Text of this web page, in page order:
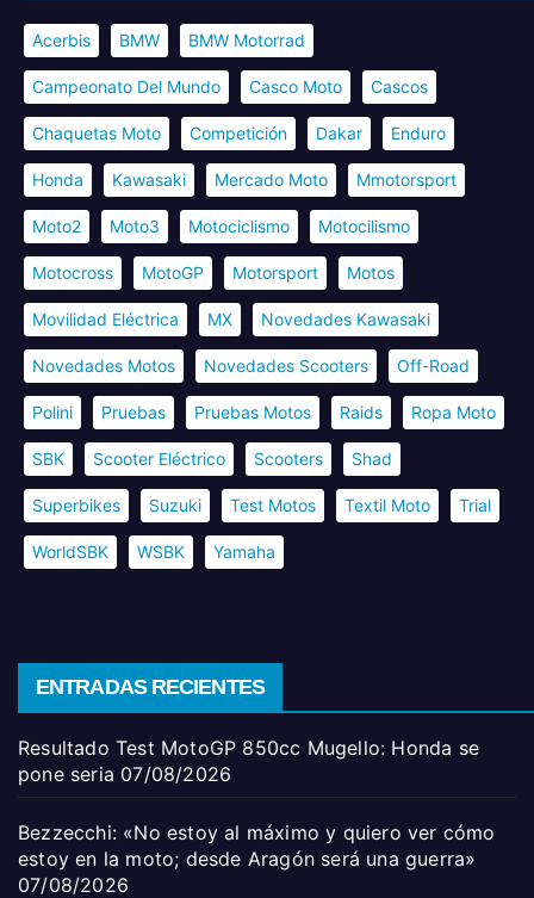
Acerbis BMW BMW Motorrad
Campeonato Del Mundo Casco Moto Cascos
Chaquetas Moto Competición Dakar Enduro
Honda Kawasaki Mercado Moto Mmotorsport
Moto2 Moto3 Motociclismo Motocilismo
Motocross MotoGP Motorsport Motos
Movilidad Eléctrica MX Novedades Kawasaki
Novedades Motos Novedades Scooters Off-Road
Polini Pruebas Pruebas Motos Raids Ropa Moto
SBK Scooter Eléctrico Scooters Shad
Superbikes Suzuki Test Motos Textil Moto Trial
WorldSBK WSBK Yamaha
ENTRADAS RECIENTES
Resultado Test MotoGP 850cc Mugello: Honda se
pone seria 07/08/2026
Bezzecchi: «No estoy al máximo y quiero ver cómo
estoy en la moto; desde Aragón será una guerra»
07/08/2026